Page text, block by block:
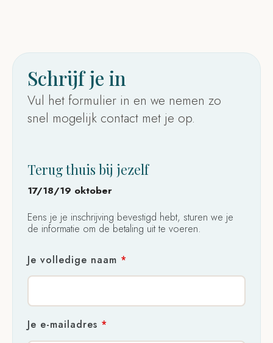
Schrijf je in
Vul het formulier in en we nemen zo
snel mogelijk contact met je op.
Terug thuis bij jezelf
17/18/19 oktober
Eens je je inschrijving bevestigd hebt, sturen we je
de informatie om de betaling uit te voeren.
Je volledige naam *
Je e-mailadres *